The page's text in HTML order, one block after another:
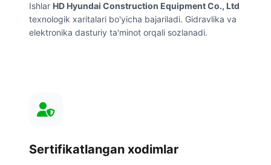
Ishlar HD Hyundai Construction Equipment Co., Ltd
texnologik xaritalari bo'yicha bajariladi. Gidravlika va
elektronika dasturiy ta'minot orqali sozlanadi.
Sertifikatlangan xodimlar